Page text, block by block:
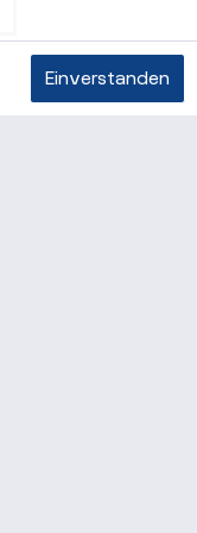
0173E 02,00 mm
Einverstanden